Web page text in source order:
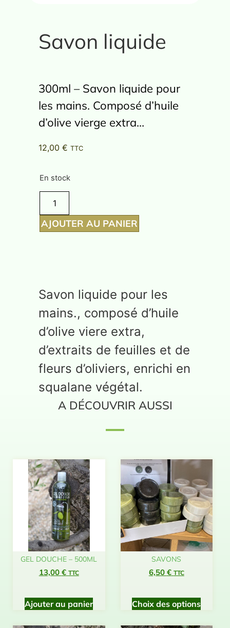
Savon liquide
300ml – Savon liquide pour
les mains. Composé d’huile
d’olive vierge extra…
12,00 € TTC
En stock
AJOUTER AU PANIER
Savon liquide pour les
mains., composé d’huile
d’olive viere extra,
d’extraits de feuilles et de
fleurs d’oliviers, enrichi en
squalane végétal.
A DÉCOUVRIR AUSSI
GEL DOUCHE – 500ML
13,00 € TTC
Ajouter au panier
SAVONS
6,50 € TTC
Choix des options